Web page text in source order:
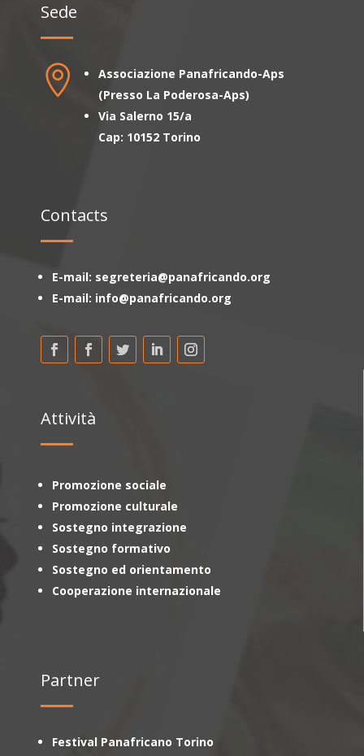
Sede

Associazione Panafricando-Aps
(Presso La Poderosa-Aps)
Via Salerno 15/a
Cap: 10152 Torino
Contacts
E-mail: segreteria@panafricando.org
E-mail: info@panafricando.org
Attività
Promozione sociale
Promozione culturale
Sostegno integrazione
Sostegno formativo
Sostegno ed orientamento
Cooperazione internazionale
Partner
Festival Panafricano Torino